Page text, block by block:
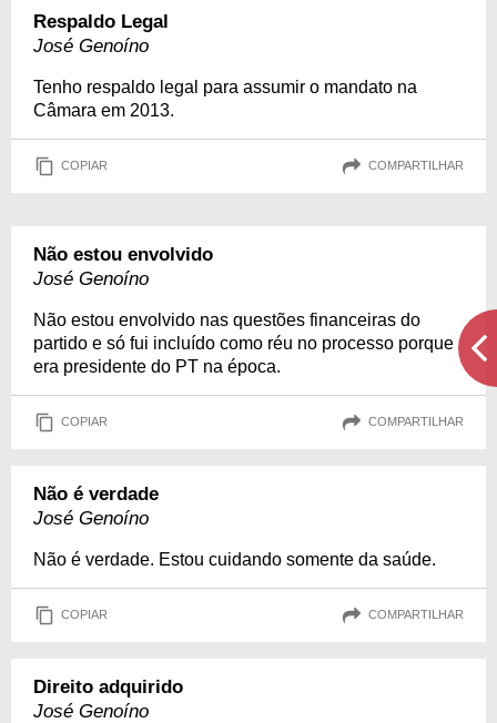
Respaldo Legal
José Genoíno
Tenho respaldo legal para assumir o mandato na
Câmara em 2013.
COPIAR COMPARTILHAR
Não estou envolvido
José Genoíno
Não estou envolvido nas questões financeiras do
partido e só fui incluído como réu no processo porque
era presidente do PT na época.
COPIAR COMPARTILHAR
Não é verdade
José Genoíno
Não é verdade. Estou cuidando somente da saúde.
COPIAR COMPARTILHAR
Direito adquirido
José Genoíno